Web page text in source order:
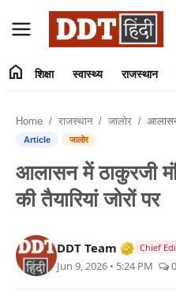
हमारे बारे में
शिक्षा
राजस्थान
home शिक्षा स्वास्थ्य राजस्थान
Home राजस्थान जालोर आलासन में
Article जालोर
आलासन में ठाकुरजी
की तैयारियां जोरों पर
DDT Team Chief
Jun 9, 2026 • 5:24 PM 0